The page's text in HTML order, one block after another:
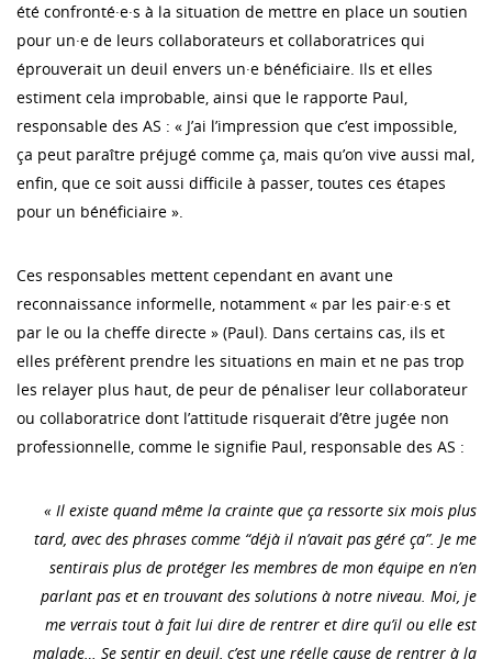
été confronté·e·s à la situation de mettre en place un soutien
pour un·e de leurs collaborateurs et collaboratrices qui
éprouverait un deuil envers un·e bénéficiaire. Ils et elles
estiment cela improbable, ainsi que le rapporte Paul,
responsable des AS : « J’ai l’impression que c’est impossible,
ça peut paraître préjugé comme ça, mais qu’on vive aussi mal,
enfin, que ce soit aussi difficile à passer, toutes ces étapes
pour un bénéficiaire ».
Ces responsables mettent cependant en avant une
reconnaissance informelle, notamment « par les pair·e·s et
par le ou la cheffe directe » (Paul). Dans certains cas, ils et
elles préfèrent prendre les situations en main et ne pas trop
les relayer plus haut, de peur de pénaliser leur collaborateur
ou collaboratrice dont l’attitude risquerait d’être jugée non
professionnelle, comme le signifie Paul, responsable des AS :
« Il existe quand même la crainte que ça ressorte six mois plus
tard, avec des phrases comme “déjà il n’avait pas géré ça”. Je me
sentirais plus de protéger les membres de mon équipe en n’en
parlant pas et en trouvant des solutions à notre niveau. Moi, je
me verrais tout à fait lui dire de rentrer et dire qu’il ou elle est
malade… Se sentir en deuil, c’est une réelle cause de rentrer à la